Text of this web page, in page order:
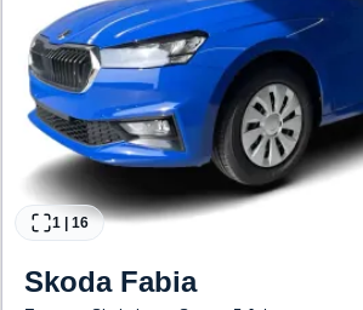
1 16
Skoda Fabia